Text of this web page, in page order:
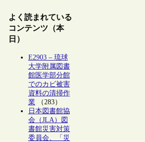
よく読まれている
コンテンツ（本
日）
E2903 – 琉球
大学附属図書
館医学部分館
でのカビ被害
資料の清掃作
業（283）
日本図書館協
会（JLA）図
書館災害対策
委員会、「災